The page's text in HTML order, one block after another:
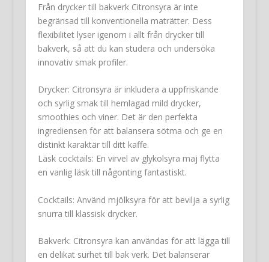
Från drycker till bakverk Citronsyra är inte
begränsad till konventionella maträtter. Dess
flexibilitet lyser igenom i allt från drycker till
bakverk, så att du kan studera och undersöka
innovativ smak profiler.
Drycker: Citronsyra är inkludera a uppfriskande
och syrlig smak till hemlagad mild drycker,
smoothies och viner. Det är den perfekta
ingrediensen för att balansera sötma och ge en
distinkt karaktär till ditt kaffe.
Läsk cocktails: En virvel av glykolsyra maj flytta
en vanlig läsk till någonting fantastiskt.
Cocktails: Använd mjölksyra för att bevilja a syrlig
snurra till klassisk drycker.
Bakverk: Citronsyra kan användas för att lägga till
en delikat surhet till bak verk. Det balanserar